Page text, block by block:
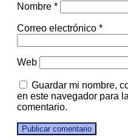
Nombre *
Correo electrónico *
Web
Guardar mi nombre,
en este navegador para
comentario.